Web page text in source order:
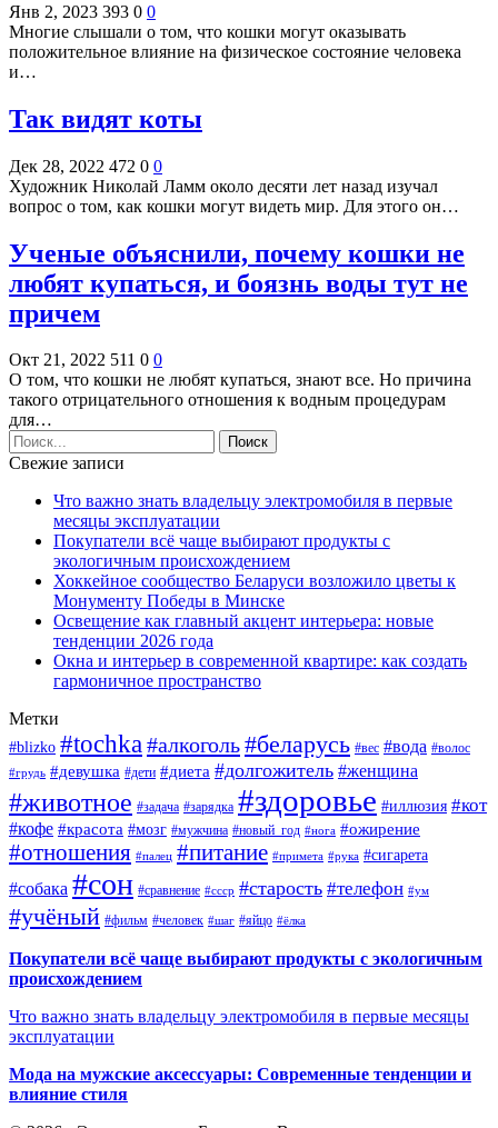
Янв 2, 2023 393 0 0
Многие слышали о том, что кошки могут оказывать
положительное влияние на физическое состояние человека
и…
Так видят коты
Дек 28, 2022 472 0 0
Художник Николай Ламм около десяти лет назад изучал
вопрос о том, как кошки могут видеть мир. Для этого он…
Ученые объяснили, почему кошки не
любят купаться, и боязнь воды тут не
причем
Окт 21, 2022 511 0 0
О том, что кошки не любят купаться, знают все. Но причина
такого отрицательного отношения к водным процедурам
для…
Свежие записи
Что важно знать владельцу электромобиля в первые
месяцы эксплуатации
Покупатели всё чаще выбирают продукты с
экологичным происхождением
Хоккейное сообщество Беларуси возложило цветы к
Монументу Победы в Минске
Освещение как главный акцент интерьера: новые
тенденции 2026 года
Окна и интерьер в современной квартире: как создать
гармоничное пространство
Метки
#blizko #tochka#алкоголь#беларусь #вес #вода #волос
#грудь #девушка #дети #диета #долгожитель #женщина
#животное #задача #зарядка #здоровье #иллюзия #кот
#кофе #красота #мозг #мужчина #новый_год #нога #ожирение
#отношения #палец #питание #примета #рука #сигарета
#собака #сон #сравнение #ссср #старость #телефон #ум
#учёный #фильм #человек #шаг #яйцо #ёлка
Покупатели всё чаще выбирают продукты с экологичным
происхождением
Что важно знать владельцу электромобиля в первые месяцы
эксплуатации
Мода на мужские аксессуары: Современные тенденции и
влияние стиля